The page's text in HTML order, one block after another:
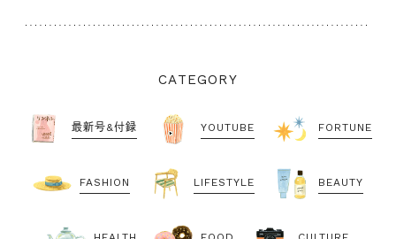
CATEGORY
最新号&付録 YOUTUBE FORTUNE
FASHION LIFESTYLE BEAUTY